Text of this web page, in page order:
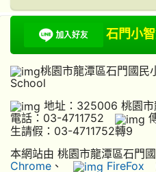
石門小
桃園市龍潭區石門國
School
地址：325006 桃園
電話：03-4711752
生請假：03-4711752轉9
本網站由 桃園市龍潭區石門
Chrome 、 FireFox